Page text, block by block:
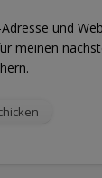
und
meinen